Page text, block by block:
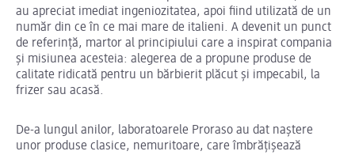
au apreciat imediat ingeniozitatea, apoi fiind utilizată de un
număr din ce în ce mai mare de italieni. A devenit un punct
de referință, martor al principiului care a inspirat compania
și misiunea acesteia: alegerea de a propune produse de
calitate ridicată pentru un bărbierit plăcut și impecabil, la
frizer sau acasă.
De-a lungul anilor, laboratoarele Proraso au dat naștere
unor produse clasice, nemuritoare, care îmbrățișează